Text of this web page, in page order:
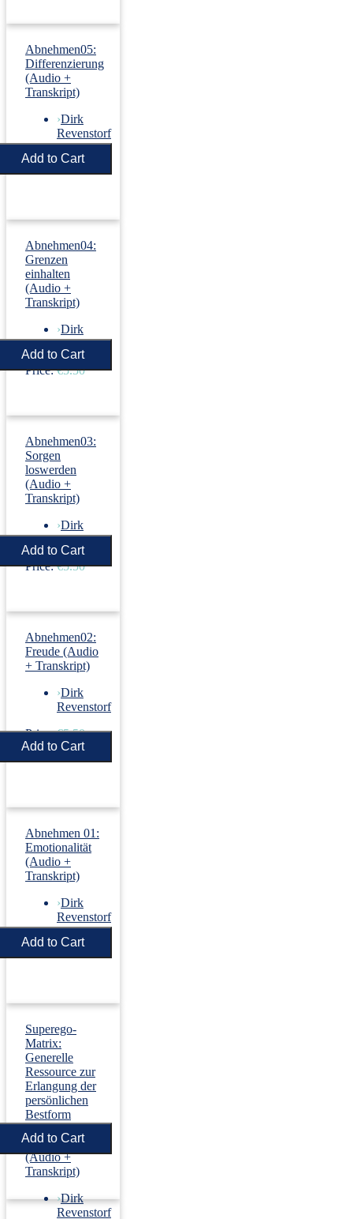
Abnehmen05:
Differenzierung
(Audio +
Transkript)
›Dirk
Revenstorf
Price: €5.50
Abnehmen04:
Grenzen
einhalten
(Audio +
Transkript)
›Dirk
Revenstorf
Price: €5.50
Abnehmen03:
Sorgen
loswerden
(Audio +
Transkript)
›Dirk
Revenstorf
Price: €5.50
Abnehmen02:
Freude (Audio
+ Transkript)
›Dirk
Revenstorf
Price: €5.50
Abnehmen 01:
Emotionalität
(Audio +
Transkript)
›Dirk
Revenstorf
Price: €5.50
Superego-
Matrix:
Generelle
Ressource zur
Erlangung der
persönlichen
Bestform
(nach H.
Melzer)
(Audio +
Transkript)
›Dirk
Revenstorf